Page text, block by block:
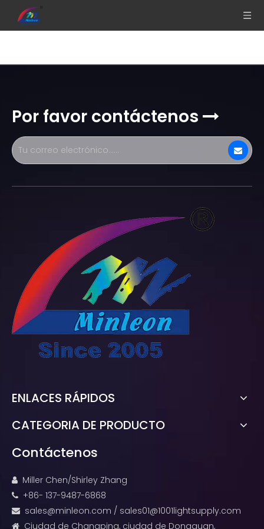
Por favor contáctenos 
ENLACES RÁPIDOS
CATEGORIA DE PRODUCTO
Contáctenos
 Miller Chen/Shirley Zhang
 +86- 137-9487-6868
 sales@minleon.com / sales01@1001lightsupply.com
 Ciudad de Changping, ciudad de Dongguan,